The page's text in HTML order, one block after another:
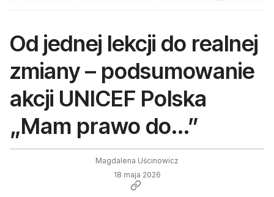
Od jednej lekcji do realnej
zmiany – podsumowanie
akcji UNICEF Polska
„Mam prawo do...”
Magdalena Uścinowicz
18 maja 2026